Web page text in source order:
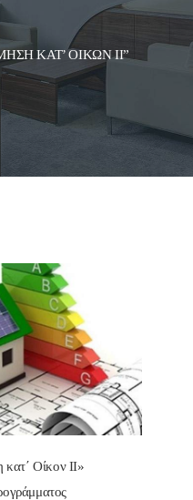
ΚΑΤ’ ΟΙΚΩΝ ΙΙ”
Οίκον ΙΙ»